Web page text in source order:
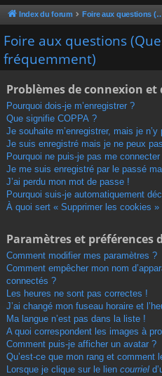
ès
ra
pi
u
s
Index du forum Foire aux questions (Questions
Foire aux questions
fréquemment)
Problèmes de connexion et
Pourquoi dois-je m’enregistrer ?
Que signifie COPPA ?
Je souhaite m’enregistrer, mais je
Je suis enregistré mais je ne peux
Pourquoi ne puis-je pas me connecter
Je me suis enregistré par le passé
J’ai perdu mon mot de passe !
Pourquoi suis-je automatiquement
À quoi sert « Supprimer les cookies »
Paramètres et préférences
Comment modifier mes paramètres ?
Comment empêcher mon nom
connectés ?
Les heures ne sont pas correctes !
J’ai changé mon fuseau horaire et
Ma langue n’est pas dans la liste !
A quoi correspondent les images à
Comment puis-je afficher un avatar ?
Qu’est-ce que mon rang et comment
Lorsque je clique sur le lien courriel